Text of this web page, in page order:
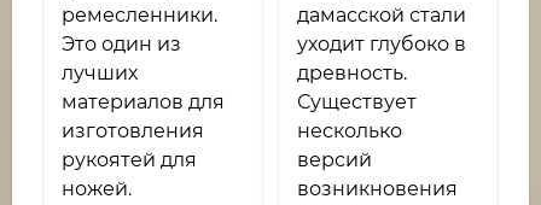
ремесленники.
Это один из
лучших
материалов для
изготовления
рукоятей для
ножей.
дамасской стали
уходит глубоко в
древность.
Существует
несколько
версий
возникновения